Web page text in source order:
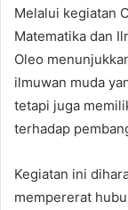
Melalui kegiatan
Matematika dan
Oleo
ilmuwan muda
tetapi juga
terhadap
Kegiatan ini
mempererat